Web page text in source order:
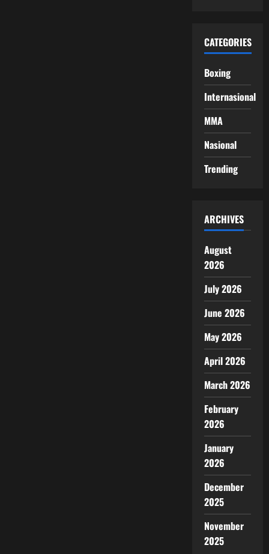
CATEGORIES
Boxing
Internasional
MMA
Nasional
Trending
ARCHIVES
August
2026
July 2026
June 2026
May 2026
April 2026
March 2026
February
2026
January
2026
December
2025
November
2025